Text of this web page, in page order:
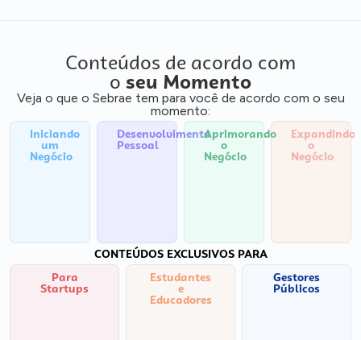
Conteúdos de acordo com
o seu Momento
Veja o que o Sebrae tem para você de acordo com o seu
momento:
Iniciando
um
Negócio
Desenvolvimento
Pessoal
Aprimorando
o
Negócio
Expandindo
o
Negócio
CONTEÚDOS EXCLUSIVOS PARA
Para
Startups
Estudantes
e
Educadores
Gestores
Públicos